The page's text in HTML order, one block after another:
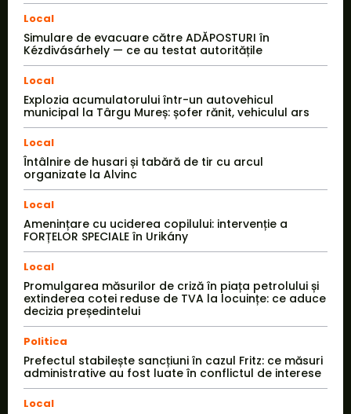
Local
Simulare de evacuare către ADĂPOSTURI în
Kézdivásárhely — ce au testat autoritățile
Local
Explozia acumulatorului într-un autovehicul
municipal la Târgu Mureș: șofer rănit, vehiculul ars
Local
Întâlnire de husari și tabără de tir cu arcul
organizate la Alvinc
Local
Amenințare cu uciderea copilului: intervenție a
FORȚELOR SPECIALE în Urikány
Local
Promulgarea măsurilor de criză în piața petrolului și
extinderea cotei reduse de TVA la locuințe: ce aduce
decizia președintelui
Politica
Prefectul stabilește sancțiuni în cazul Fritz: ce măsuri
administrative au fost luate în conflictul de interese
Local